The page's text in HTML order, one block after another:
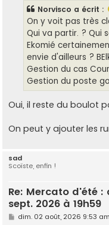
Norvisco a écrit :
On y voit pas très
Qui va partir. ? Qui
Ekomié
envie d'ailleurs ?
Gestion du cas
Gestion du poste
Oui, il reste du boulot
On peut y ajouter les
sad
Scoïste, enfin !
Re: Mercato d'été :
sept. 2026 à 19h59
M
dim. 02 août, 2026 9:53 am